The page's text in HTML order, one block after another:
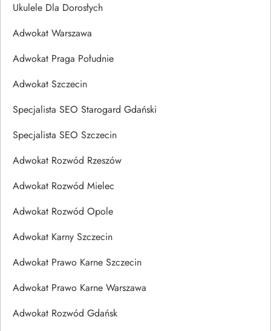
Ukulele Dla Dorosłych
Adwokat Warszawa
Adwokat Praga Południe
Adwokat Szczecin
Specjalista SEO Starogard Gdański
Specjalista SEO Szczecin
Adwokat Rozwód Rzeszów
Adwokat Rozwód Mielec
Adwokat Rozwód Opole
Adwokat Karny Szczecin
Adwokat Prawo Karne Szczecin
Adwokat Prawo Karne Warszawa
Adwokat Rozwód Gdańsk